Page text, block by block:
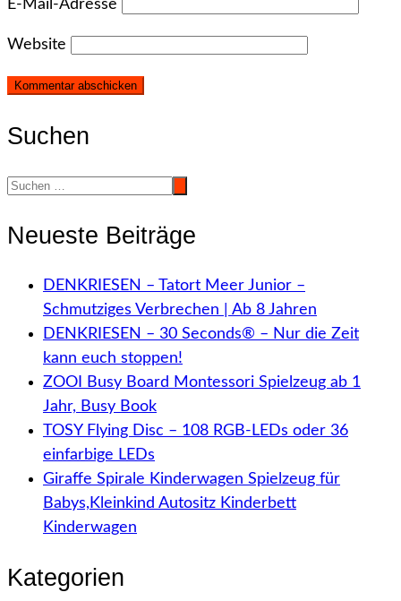
E-Mail-Adresse
Website
Suchen
Neueste Beiträge
DENKRIESEN – Tatort Meer Junior –
Schmutziges Verbrechen | Ab 8 Jahren
DENKRIESEN – 30 Seconds® – Nur die Zeit
kann euch stoppen!
ZOOI Busy Board Montessori Spielzeug ab 1
Jahr, Busy Book
TOSY Flying Disc – 108 RGB-LEDs oder 36
einfarbige LEDs
Giraffe Spirale Kinderwagen Spielzeug für
Babys,Kleinkind Autositz Kinderbett
Kinderwagen
Kategorien